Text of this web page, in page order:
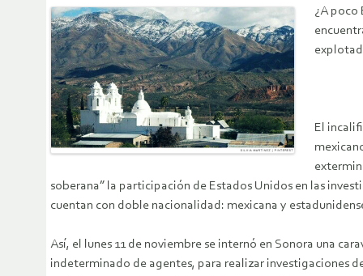
¿A poco
El
soberana” la participación de Estados Unidos en las
cuentan con doble nacionalidad: mexicana y
Así, el lunes 11 de noviembre se internó en Sonora una
indeterminado de agentes, para realizar investigaciones